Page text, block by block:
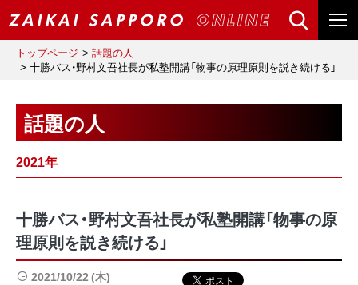
トップページ
話題の人
十勝バス・野村文吾社長が私塾開講「物事の原理原則を説き続ける」
話題の人
2021年
十勝バス・野村文吾社長が私塾開講「物事の原
理原則を説き続ける」
2021/10/22 (木)